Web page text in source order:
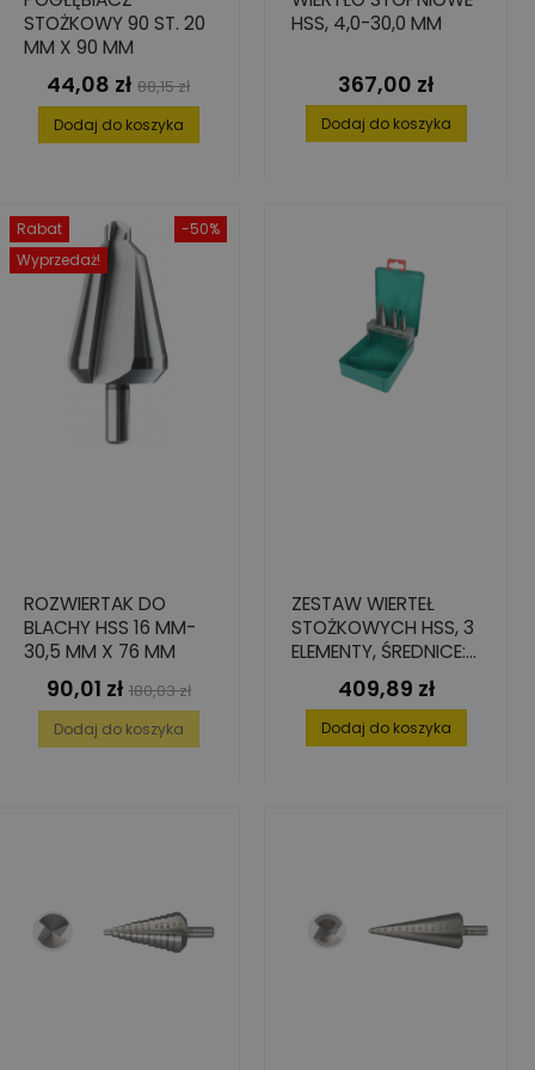
STOŻKOWY 90 ST. 20
MM X 90 MM
Cena
44,08 zł Cena
podstawowa
88,15 zł
Dodaj do koszyka
HSS, 4,0-30,0 MM
Cena
367,00 zł
Dodaj do koszyka
-50%
Rabat
Wyprzedaż!
ROZWIERTAK DO
BLACHY HSS 16 MM-
30,5 MM X 76 MM
Cena
90,01 zł Cena
podstawowa
180,03 zł
Dodaj do koszyka
ZESTAW WIERTEŁ
STOŻKOWYCH HSS, 3
ELEMENTY, ŚREDNICE:
Cena
409,89 zł
Dodaj do koszyka